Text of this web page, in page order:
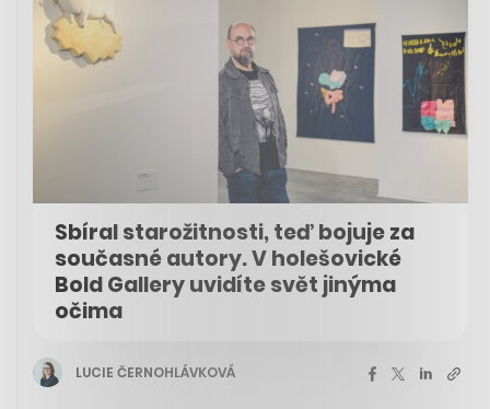
Sbíral starožitnosti, teď bojuje za
současné autory. V holešovické
Bold Gallery uvidíte svět jinýma
očima
LUCIE ČERNOHLÁVKOVÁ